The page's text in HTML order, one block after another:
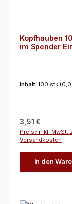
Kopfhauben
im Spender
Inhalt: 100 stk
Regulärer Preis:
3,51 €
Preise inkl. MwSt.
Versandkosten
In den